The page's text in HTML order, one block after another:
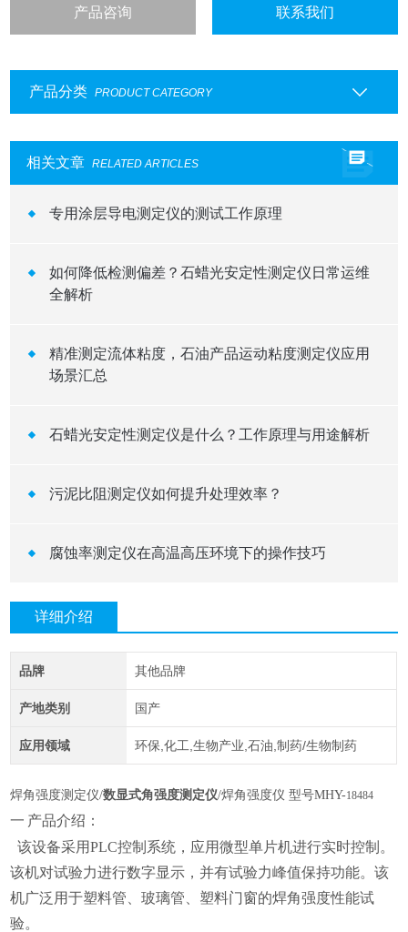
产品咨询 联系我们
产品分类 PRODUCT CATEGORY
相关文章 RELATED ARTICLES
专用涂层导电测定仪的测试工作原理
如何降低检测偏差？石蜡光安定性测定仪日常运维
全解析
精准测定流体粘度，石油产品运动粘度测定仪应用
场景汇总
石蜡光安定性测定仪是什么？工作原理与用途解析
污泥比阻测定仪如何提升处理效率？
腐蚀率测定仪在高温高压环境下的操作技巧
详细介绍
品牌 其他品牌
产地类别 国产
应用领域 环保,化工,生物产业,石油,制药/生物制药
焊角强度测定仪/数显式角强度测定仪/焊角强度仪型号MHY-18484
一 产品介绍：
该设备采用PLC控制系统，应用微型单片机进行实时控制。
该机对试验力进行数字显示，并有试验力峰值保持功能。该
机广泛用于塑料管、玻璃管、塑料门窗的焊角强度性能试
验。